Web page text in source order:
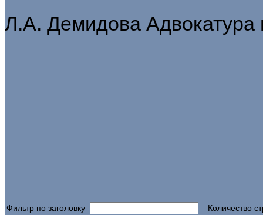
Л.А. Демидова Адвокатура
Фильтр по заголовку
Количество